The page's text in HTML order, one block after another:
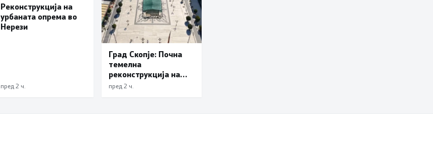
Реконструкција на
урбаната опрема во
Нерези
пред 2 ч.
Град Скопје: Почна
темелна
реконструкција на
еден од симболите на
пред 2 ч.